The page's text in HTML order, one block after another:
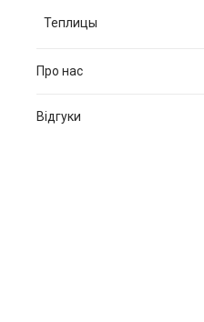
Теплицы
Про нас
Відгуки